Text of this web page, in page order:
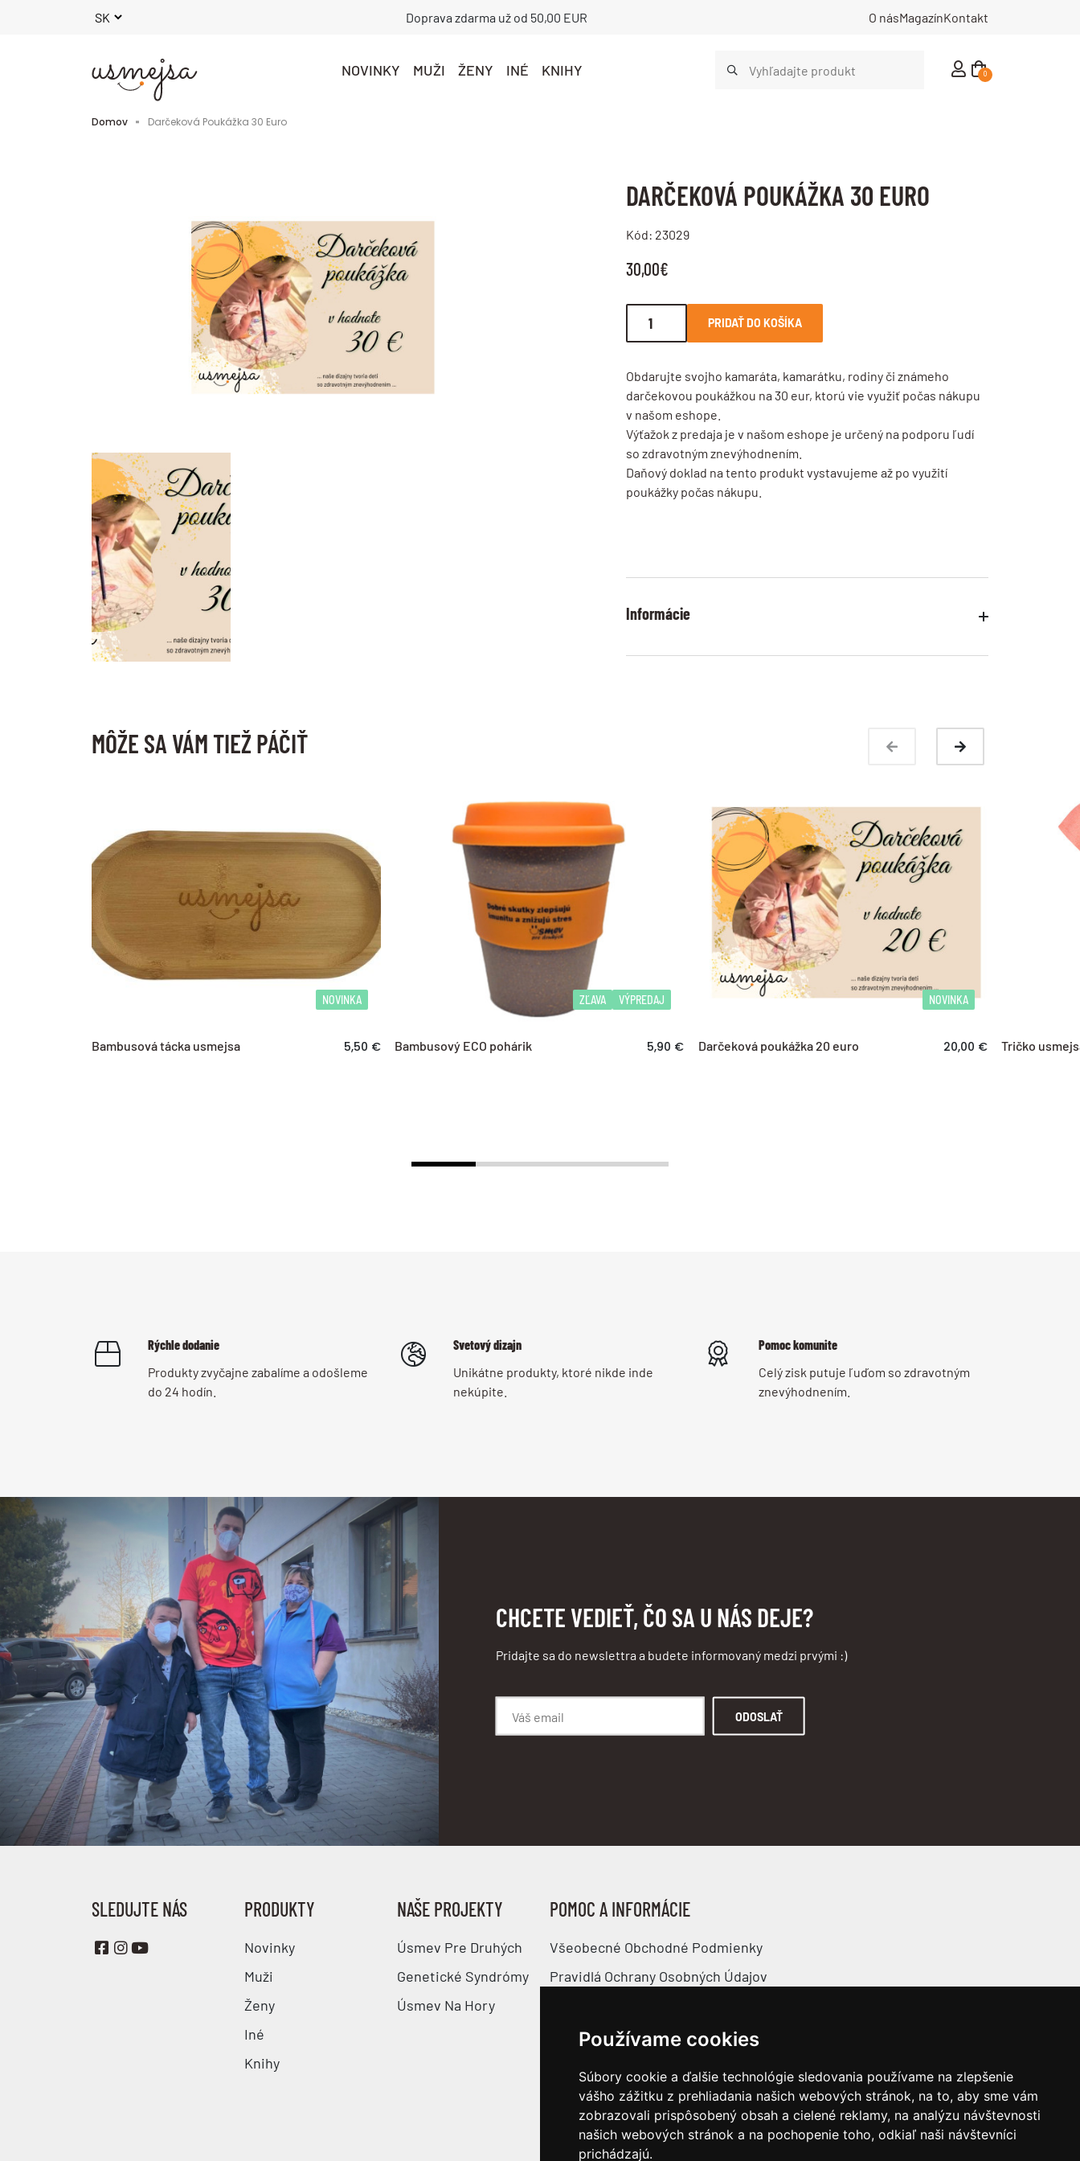
Používame cookies
Súbory cookie a ďalšie technológie sledovania používame na zlepšenie
vášho zážitku z prehliadania našich webových stránok, na to, aby sme vám
zobrazovali prispôsobený obsah a cielené reklamy, na analýzu návštevnosti
našich webových stránok a na pochopenie toho, odkiaľ naši návštevníci
prichádzajú.
Doprava zdarma už od 50,00 EUR O násMagazínKontakt
NOVINKY MUŽI ŽENY INÉ KNIHY 0
Domov Darčeková Poukážka 30 Euro
DARČEKOVÁ POUKÁŽKA 30 EURO
Kód: 23029
30,00€
PRIDAŤ DO KOŠÍKA
Obdarujte svojho kamaráta, kamarátku, rodiny či známeho
darčekovou poukážkou na 30 eur, ktorú vie využiť počas nákupu
v našom eshope.
Výťažok z predaja je v našom eshope je určený na podporu ľudí
so zdravotným znevýhodnením.
Daňový doklad na tento produkt vystavujeme až po využití
poukážky počas nákupu.
Informácie
Odstúpenie od zmluvy
do 14 dní od prevzatia tovaru
Reklamácia tovaru
prečítajte si ďalší postup
MÔŽE SA VÁM TIEŽ PÁČIŤ
NOVINKA
Bambusová tácka usmejsa 5,50 €
ZĽAVA VÝPREDAJ
Bambusový ECO pohárik 5,90 €
NOVINKA
Darčeková poukážka 20 euro 20,00 € Tričko
Rýchle dodanie
Produkty zvyčajne zabalíme a odošleme
do 24 hodín.
Svetový dizajn
Unikátne produkty, ktoré nikde inde
nekúpite.
Pomoc komunite
Celý zisk putuje ľuďom so zdravotným
znevýhodnením.
CHCETE VEDIEŤ, ČO SA U NÁS DEJE?
Pridajte sa do newslettra a budete informovaný medzi prvými :)
ODOSLAŤ
SLEDUJTE NÁS PRODUKTY
Novinky
Muži
Ženy
Iné
Knihy
NAŠE PROJEKTY
Úsmev Pre Druhých
Genetické Syndrómy
Úsmev Na Hory
POMOC A INFORMÁCIE
Všeobecné Obchodné Podmienky
Pravidlá Ochrany Osobných Údajov
Veľkostné Tabuľky
Nastavenie Cookies